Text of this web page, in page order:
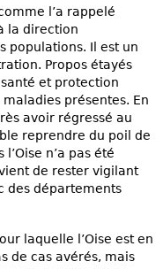
l’a rappelé
la direction
populations. Il est un
Propos étayés
et protection
présentes. En
avoir régressé au
reprendre du poil de
n’a pas été
de rester vigilant
des départements
laquelle l’Oise est en
de cas avérés, mais